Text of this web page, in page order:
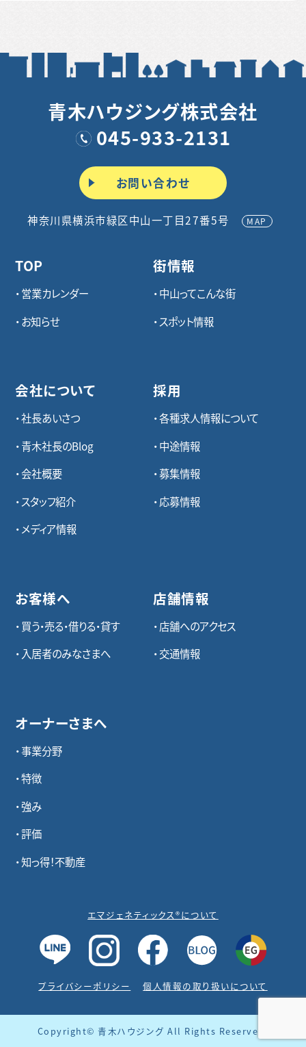
青木ハウジング株式会社
045-933-2131
お問い合わせ
神奈川県横浜市緑区中山一丁目27番5号 MAP
TOP
営業カレンダー
お知らせ
会社について
社長あいさつ
青木社長のBlog
会社概要
スタッフ紹介
メディア情報
お客様へ
買う・売る・借りる・貸す
入居者のみなさまへ
オーナーさまへ
事業分野
特徴
強み
評価
知っ得！不動産
街情報
中山ってこんな街
スポット情報
採用
各種求⼈情報について
中途情報
募集情報
応募情報
店舗情報
店舗へのアクセス
交通情報
エマジェネティックス®について
プライバシーポリシー 個人情報の取り扱いについて
Copyright© 青木ハウジング All Rights Reserved.